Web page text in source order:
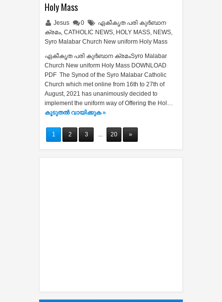
Holy Mass
Jesus 0
ഏകീകൃത പരി കുർബാന
ക്രമം, CATHOLIC NEWS, HOLY MASS, NEWS,
Syro Malabar Church New uniform Holy Mass
ഏകീകൃത പരി കുർബാന ക്രമംSyro Malabar
Church New uniform Holy Mass DOWNLOAD
PDF The Synod of the Syro Malabar Catholic
Church which met online from 16th to 27th of
August, 2021 has unanimously decided to
implement the uniform way of Offering the Hol…
കൂടുതൽ‍ വായിക്കുക »
1 2 3 ... 20 »